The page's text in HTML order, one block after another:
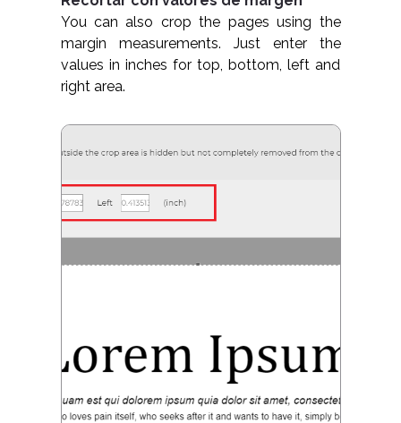
You can also crop the pages using the
margin measurements. Just enter the
values in inches for top, bottom, left and
right area.